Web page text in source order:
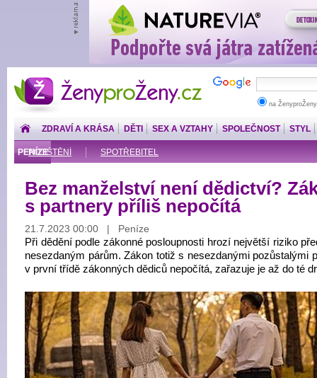
ŽenyproŽeny.cz
na
ZDRAVÍ A KRÁSA DĚTI SEX A VZTAHY SPOLEČNOST STYL
PENÍZE
POJIŠTĚNÍ SPOTŘEBITEL
Bez manželství není dědictví?
s partnery příliš nepočítá
21.7.2023 00:00 | Peníze
Při dědění podle zákonné posloupnosti hrozí největší riziko
nesezdaným párům. Zákon totiž s nesezdanými pozůstalými
v první třídě zákonných dědiců nepočítá, zařazuje je až do té